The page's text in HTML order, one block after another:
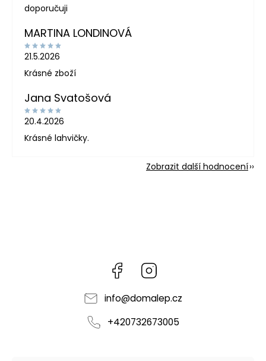
doporučuji
MARTINA LONDINOVÁ
21.5.2026
Krásné zboží
Jana Svatošová
20.4.2026
Krásné lahvičky.
Zobrazit další hodnocení
Facebook
info@domalep.cz
+420732673005